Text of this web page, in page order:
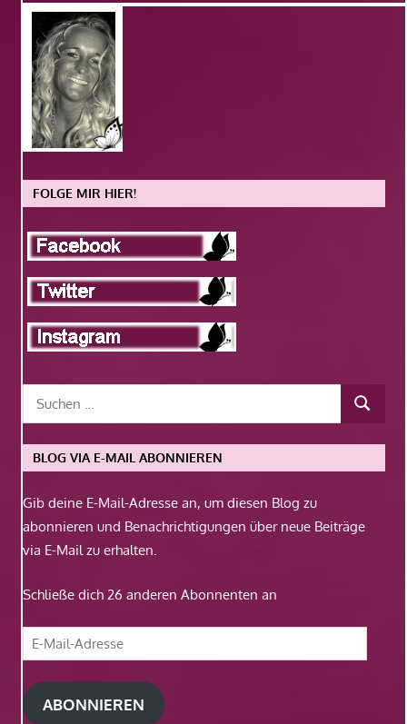
FOLGE MIR HIER!
BLOG VIA E-MAIL ABONNIEREN
Gib deine E-Mail-Adresse an, um diesen Blog zu
abonnieren und Benachrichtigungen über neue Beiträge
via E-Mail zu erhalten.
Schließe dich 26 anderen Abonnenten an
E-
Mail-
Adresse
ABONNIEREN